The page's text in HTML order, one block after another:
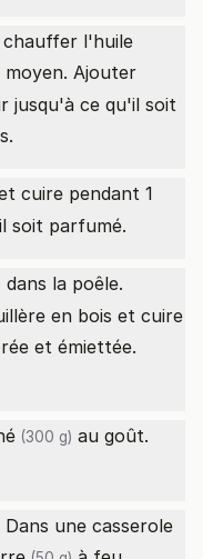
chauffer l'huile
moyen. Ajouter
jusqu'à ce qu'il soit
cuire pendant 1
soit parfumé.
dans la poêle.
en bois et cuire
et émiettée.
(300 g) au goût.
une casserole